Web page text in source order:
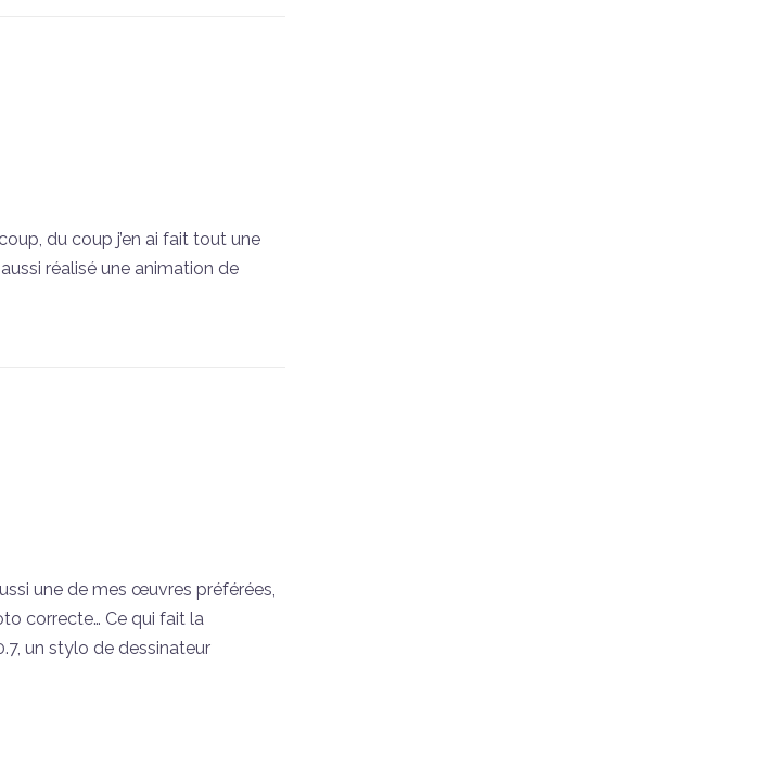
du coup j’en ai fait tout une
réalisé une animation de
une de mes œuvres préférées,
correcte… Ce qui fait la
un stylo de dessinateur